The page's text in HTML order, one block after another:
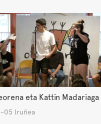
eta Kattin Madariaga
05 Iruñea